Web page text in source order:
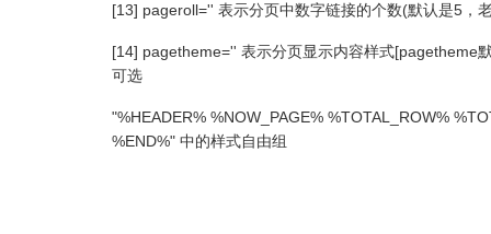
[13] pageroll='' 表示分页中数字链接的个数(默认是5，
[14] pagetheme='' 表示分页显示内容样式[pagetheme
可选
"%HEADER% %NOW_PAGE% %TOTAL_ROW%
%END%" 中的样式自由组